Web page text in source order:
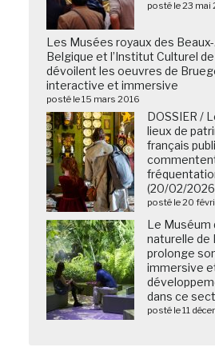
posté le 23 mai
Les Musées royaux des
Belgique et l’Institut Culturel
dévoilent les oeuvres de
interactive et immersive
posté le 15 mars 2016
DOSSIER /
lieux de
français
(20/02/
posté le 20
Le Muséum
naturelle de
prolonge
immersive
dans ce
posté le 11